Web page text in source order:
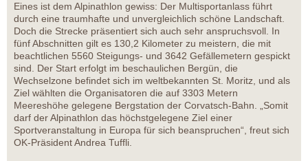
Eines ist dem Alpinathlon gewiss: Der Multisportanlass führt
durch eine traumhafte und unvergleichlich schöne Landschaft.
Doch die Strecke präsentiert sich auch sehr anspruchsvoll. In
fünf Abschnitten gilt es 130,2 Kilometer zu meistern, die mit
beachtlichen 5560 Steigungs- und 3642 Gefällemetern gespickt
sind. Der Start erfolgt im beschaulichen Bergün, die
Wechselzone befindet sich im weltbekannten St. Moritz, und als
Ziel wählten die Organisatoren die auf 3303 Metern
Meereshöhe gelegene Bergstation der Corvatsch-Bahn. „Somit
darf der Alpinathlon das höchstgelegene Ziel einer
Sportveranstaltung in Europa für sich beanspruchen“, freut sich
OK-Präsident Andrea Tuffli.